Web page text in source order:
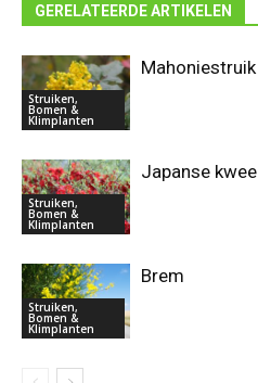
GERELATEERDE ARTIKELEN
Struiken,
Bomen &
Klimplanten
Mahoniestruik
Struiken,
Bomen &
Klimplanten
Japanse kwee
Struiken,
Bomen &
Klimplanten
Brem